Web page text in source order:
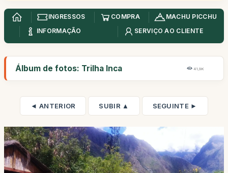
INGRESSOS COMPRA
MACHU PICCHU
INFORMAÇÃO
SERVIÇO AO CLIENTE
Álbum de fotos: Trilha Inca 41,9K
◄ ANTERIOR SUBIR ▲ SEGUINTE ►